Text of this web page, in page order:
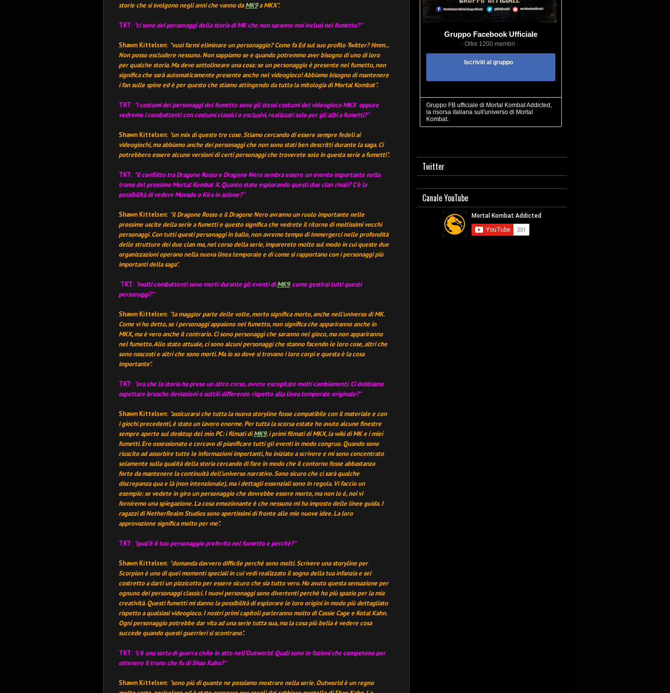
storie che si svolgononegli anni che vanno daMK9a MKX".
TKT: "ci sono dei personaggi della storia di MK che non saranno mai inclusi nel fumetto?"
Shawn Kittelsen: "vuoi farmi eliminare un personaggio? Come fa Ed sul suo profilo Twitter? Hmm...
Non posso escludere nessuno. Non sappiamo se e quando potremmo aver bisogno di uno di loro
per qualche storia. Ma devo sottolineare una cosa: se un personaggio è presente nel fumetto, non
significa che sarà automaticamente presente anche nel videogioco! Abbiamo bisogno di mantenere
i fan sulle spine ed è per questo che stiamo attingendo da tutta la mitologia di Mortal Kombat".
TKT: "i costumi dei personaggi del fumetto sono gli stessi costumi del videogioco MKX oppure
vedremo i combattenti con costumi classici o esclusivi, realizzati solo per gli albi a fumetti?"
Shawn Kittelsen: "un mix di queste tre cose. Stiamo cercando di essere sempre fedeli ai
videogiochi, ma abbiamo anche dei personaggi che non sono stati ben descritti durante la saga. Ci
potrebbero essere alcune versioni di certi personaggi che troverete solo in questa serie a fumetti".
TKT: "il conflitto tra Dragone Rosso e Dragone Nero sembra essere un evento importante nella
trama del prossimo Mortal Kombat X. Quanto state esplorando questi due clan rivali? C'è la
possibilità di vedere Mavado o Kira in azione?"
Shawn Kittelsen: "il Dragone Rosso e il Dragone Nero avranno un ruolo importante nelle
prossime uscite della serie a fumetti e questo significa che vedrete il ritorno di moltissimi vecchi
personaggi. Con tutti questi personaggi in ballo, non avremo tempo di immergerci nelle profondità
delle strutture dei due clan ma, nel corso della serie, imparerete molto sul modo in cui queste due
organizzazioni operano nella nuova linea temporale e di come si rapportano con i personaggi più
importanti della saga".
TKT: "molti combattenti sono morti durante gli eventi diMK9, come gestirai tutti questi
personaggi?"
Shawn Kittelsen: "la maggior parte delle volte, morto significa morto, anche nell'universo di MK.
Come vi ho detto, se i personaggi appaiono nel fumetto, non significa che appariranno anche in
MKX, ma è vero anche il contrario. Ci sono personaggi che saranno nel gioco, ma non appariranno
nel fumetto. Allo stato attuale, ci sono alcuni personaggi che stanno facendo le loro cose, altri che
sono nascosti e altri che sono morti. Ma io so dove si trovano i loro corpi e questa è la cosa
importante".
TKT: "ora che la storia ha preso un altro corso, avrete escogitato molti cambiamenti. Ci dobbiamo
aspettare brusche deviazioni o sottili differenze rispetto alla linea temporale originale?"
Shawn Kittelsen: "assicurarsi che tutta la nuova storyline fosse compatibile con il materiale e con
i giochi precedenti, è stato un lavoro enorme. Per tutta la scorsa estate ho avuto alcune finestre
sempre aperte sul desktop del mio PC: i filmati diMK9, i primi filmati di MKX, la wiki di MK e i miei
fumetti. Ero ossessionato e cercavo di pianificare tutti gli eventi in modo congruo. Quando sono
riuscito ad assorbire tutte le informazioni importanti, ho iniziato a scrivere e mi sono concentrato
solamente sulla qualità della storia cercando di fare in modo che il contorno fosse abbastanza
forte da mantenere la continuità dell'universo narrativo. Sono sicuro che ci sarà qualche
discrepanza qua e là (non intenzionale), ma i dettagli essenziali sono in regola. Vi faccio un
esempio: se vedete in giro un personaggio che dovrebbe essere morto, ma non lo è, noi vi
forniremo una spiegazione. La cosa emozionante è che nessuno mi ha imposto delle linee guida. I
ragazzi di NetherRealm Studios sono apertissimi di fronte alle mie nuove idee. La loro
approvazione significa molto per me".
TKT: "qual'è il tuo personaggio preferito nel fumetto e perchè?"
Shawn Kittelsen: "domanda davvero difficile perchè sono molti. Scrivere una storyline per
Scorpion è uno di quei momenti speciali in cui vedi realizzato il sogno della tua infanzia e sei
costretto a darti un pizzicotto per essere sicuro che sia tutto vero. Ho avuto questa sensazione per
ognuno dei personaggi classici. I nuovi personaggi sono divertenti perchè ho più spazio per la mia
creatività. Questi fumetti mi danno la possibilità di esplorare le loro origini in modo più dettagliato
rispetto a qualsiasi videogioco. I nostri primi capitoli parleranno molto di Cassie Cage e Kotal Kahn.
Ogni personaggio potrebbe dar vita ad una serie tutta sua, ma la cosa più bella è vedere cosa
succede quando questi guerrieri si scontrano".
TKT: "c'è una sorta di guerra civile in atto nell'Outworld. Quali sono le fazioni che competono per
ottenere il trono che fu di Shao Kahn?"
Shawn Kittelsen: "sono più di quante ne possiamo mostrare nella serie. Outworld è un regno
Gruppo Facebook Ufficiale
· Oltre 1200 membri ·
Iscriviti al gruppo
Gruppo FB ufficiale di Mortal Kombat Addicted,
la risorsa italiana sull'universo di Mortal
Kombat.
Twitter
Canale YouTube